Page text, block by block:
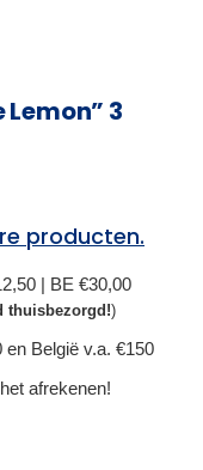
3
producten.
| BE €30,00
thuisbezorgd!)
en België v.a. €150
afrekenen!